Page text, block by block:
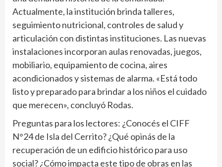
Actualmente, la institución brinda talleres,
seguimiento nutricional, controles de salud y
articulación con distintas instituciones. Las nuevas
instalaciones incorporan aulas renovadas, juegos,
mobiliario, equipamiento de cocina, aires
acondicionados y sistemas de alarma. «Está todo
listo y preparado para brindar a los niños el cuidado
que merecen», concluyó Rodas.
Preguntas para los lectores: ¿Conocés el CIFF
N°24 de Isla del Cerrito? ¿Qué opinás de la
recuperación de un edificio histórico para uso
social? ¿Cómo impacta este tipo de obras en las